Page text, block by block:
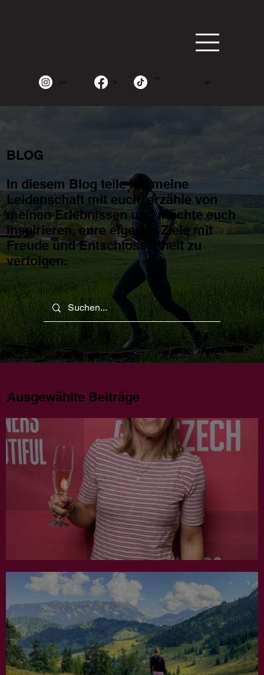
15.2K 2K
1.9K
490
BLOG
In diesem Blog teile ich meine
Leidenschaft mit euch, erzähle von
meinen Erlebnissen und möchte euch
inspirieren, eure eigenen Ziele mit
Freude und Entschlossenheit zu
verfolgen.
Ausgewählte Beiträge
Jahresrückblick 2025